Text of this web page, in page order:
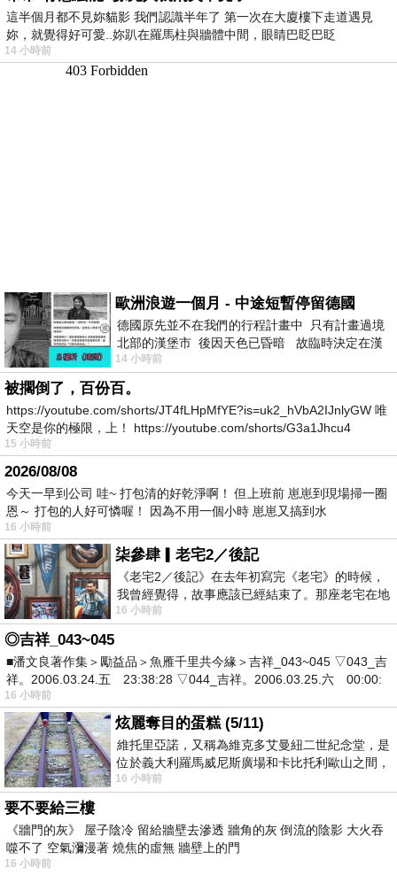
這半個月都不見妳貓影 我們認識半年了 第一次在大廈樓下走道遇見
妳，就覺得好可愛..妳趴在羅馬柱與牆體中間，眼睛巴眨巴眨
14 小時前
歐洲浪遊一個月 - 中途短暫停留德國
德國原先並不在我們的行程計畫中 只有計畫過境
北部的漢堡市 後因天色已昏暗 故臨時決定在漢
堡市吃晚餐和過夜
14 小時前
被擱倒了，百份百。
https://youtube.com/shorts/JT4fLHpMfYE?is=uk2_hVbA2IJnlyGW 唯
天空是你的極限，上！ https://youtube.com/shorts/G3a1Jhcu4
15 小時前
2026/08/08
今天一早到公司 哇~ 打包清的好乾淨啊！ 但上班前 崽崽到現場掃一圈
恩～ 打包的人好可憐喔！ 因為不用一個小時 崽崽又搞到水
16 小時前
柒參肆▎老宅2／後記
《老宅2／後記》在去年初寫完《老宅》的時候，
我曾經覺得，故事應該已經結束了。那座老宅在地
震中倒塌，七個人終於離開那片黑暗，
16 小時前
◎吉祥_043~045
■潘文良著作集＞勵益品＞魚雁千里共今緣＞吉祥_043~045 ▽043_吉
祥。2006.03.24.五 23:38:28 ▽044_吉祥。2006.03.25.六 00:00:
16 小時前
炫麗奪目的蛋糕 (5/11)
維托里亞諾，又稱為維克多艾曼紐二世紀念堂，是
位於義大利羅馬威尼斯廣場和卡比托利歐山之間，
用以紀念統一義大利統一後的的第一位國
16 小時前
要不要給三樓
《牆門的灰》 屋子陰冷 留給牆壁去滲透 牆角的灰 倒流的陰影 大火吞
噬不了 空氣瀰漫著 燒焦的虛無 牆壁上的門
16 小時前